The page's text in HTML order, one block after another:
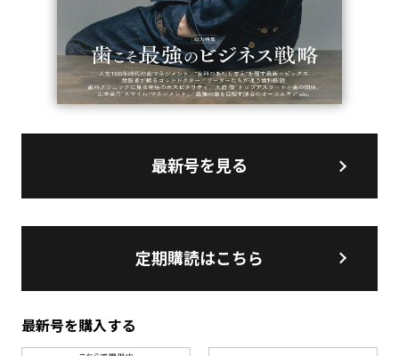
最新号を見る
定期購読はこちら
最新号を購入する